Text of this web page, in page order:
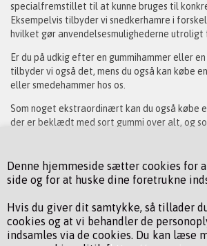
Denne hjemmeside sætter cookies for
side og for at huske dine foretrukne
Hvis du giver dit samtykke, så tillader
cookies og at vi behandler de
indsamles via de cookies. Du kan læse
specialfremstillet til at kunne bruges til
Eksempelvis tilbyder vi snedkerhamre i
hvilket gør anvendelsesmulighederne utroligt
Er du på udkig efter en gummihammer eller en
tilbyder vi også det, mens du også kan købe
eller smedehammer hos os.
Som noget ekstraordinært kan du også købe
der er beklædt med sort gummi over alt, og
vores andre hamre.
Vil du vide mere om de forskellige hamre,
spørgsmål i forbindelse med hvilken model
altid glade for at kunne hjælpe og vejlede
kan du kontakte os på telefon 75 80 22 76